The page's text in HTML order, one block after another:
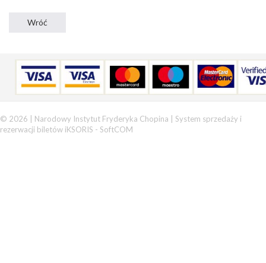
© 2026 | Narodowy Instytut Fryderyka Chopina | System sprzedaży i
rezerwacji biletów iKSORIS - SoftCOM